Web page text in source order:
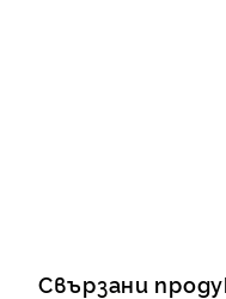
Свързани